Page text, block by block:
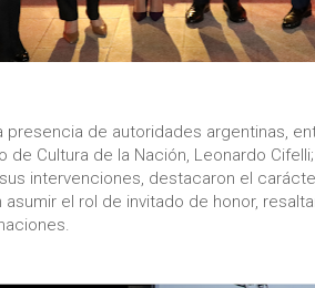
de autoridades argentinas,
de Cultura de la Nación, Leonardo
intervenciones, destacaron el
el rol de invitado de honor,